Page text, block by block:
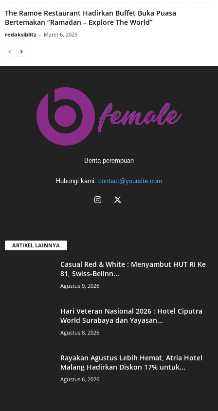
The Ramoe Restaurant Hadirkan Buffet Buka Puasa
Bertemakan “Ramadan – Explore The World”
redaksiblitz - Maret 6, 2025
Berita perempuan
Hubungi kami: contact@yoursite.com
ARTIKEL LAINNYA
Casual Red & White : Menyambut HUT RI Ke
81, Swiss-Belinn...
Agustus 9, 2026
Hari Veteran Nasional 2026 : Hotel Ciputra
World Surabaya dan Yayasan...
Agustus 8, 2026
Rayakan Agustus Lebih Hemat, Atria Hotel
Malang Hadirkan Diskon 17% untuk...
Agustus 6, 2026